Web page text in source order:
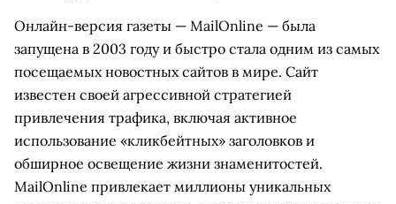
Онлайн-версия газеты — MailOnline — была
запущена в 2003 году и быстро стала одним из самых
посещаемых новостных сайтов в мире. Сайт
известен своей агрессивной стратегией
привлечения трафика, включая активное
использование «кликбейтных» заголовков и
обширное освещение жизни знаменитостей.
MailOnline привлекает миллионы уникальных